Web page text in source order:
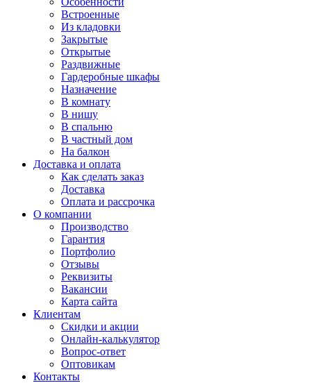
Встроенные
Из кладовки
Закрытые
Открытые
Раздвижные
Гардеробные шкафы
Назначение
В комнату
В нишу
В спальню
В частный дом
На балкон
Доставка и оплата
Как сделать заказ
Доставка
Оплата и рассрочка
О компании
Производство
Гарантия
Портфолио
Отзывы
Реквизиты
Вакансии
Карта сайта
Клиентам
Скидки и акции
Онлайн-калькулятор
Вопрос-ответ
Оптовикам
Контакты